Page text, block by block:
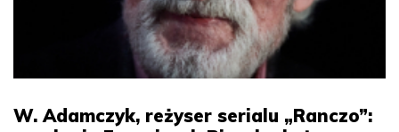
W. Adamczyk, reżyser serialu „Ranczo”: